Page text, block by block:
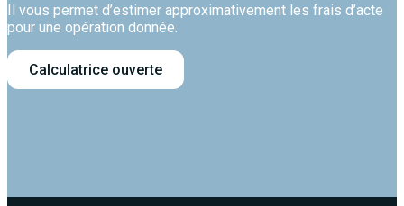
Il vous permet d’estimer approximativement les frais d’acte
pour une opération donnée.
Calculatrice ouverte